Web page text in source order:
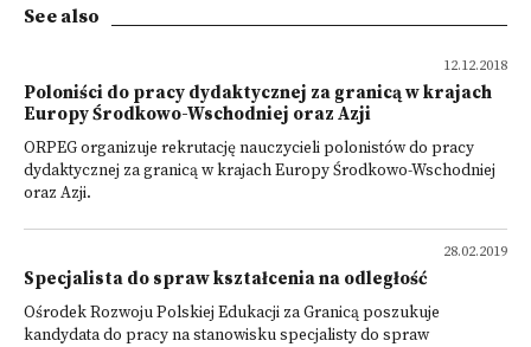
See also
12.12.2018
Poloniści do pracy dydaktycznej za granicą w krajach
Europy Środkowo-Wschodniej oraz Azji
ORPEG organizuje rekrutację nauczycieli polonistów do pracy
dydaktycznej za granicą w krajach Europy Środkowo-Wschodniej
oraz Azji.
28.02.2019
Specjalista do spraw kształcenia na odległość
Ośrodek Rozwoju Polskiej Edukacji za Granicą poszukuje
kandydata do pracy na stanowisku specjalisty do spraw